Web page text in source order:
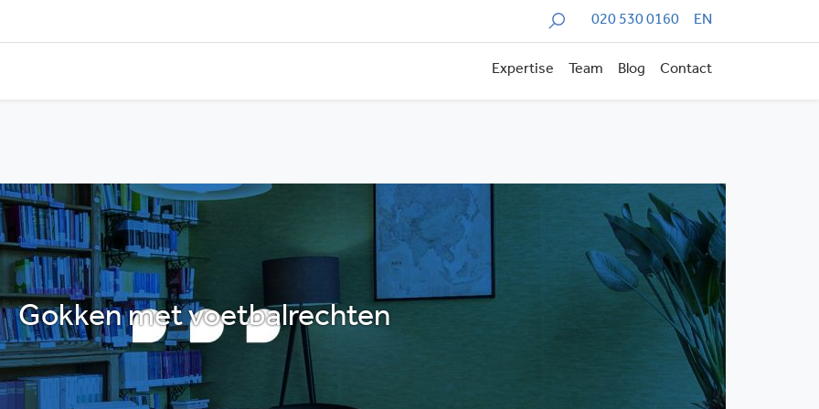
Zoeken 020 530 0160 EN
Expertise Team Blog Contact
Gokken met voetbalrechten